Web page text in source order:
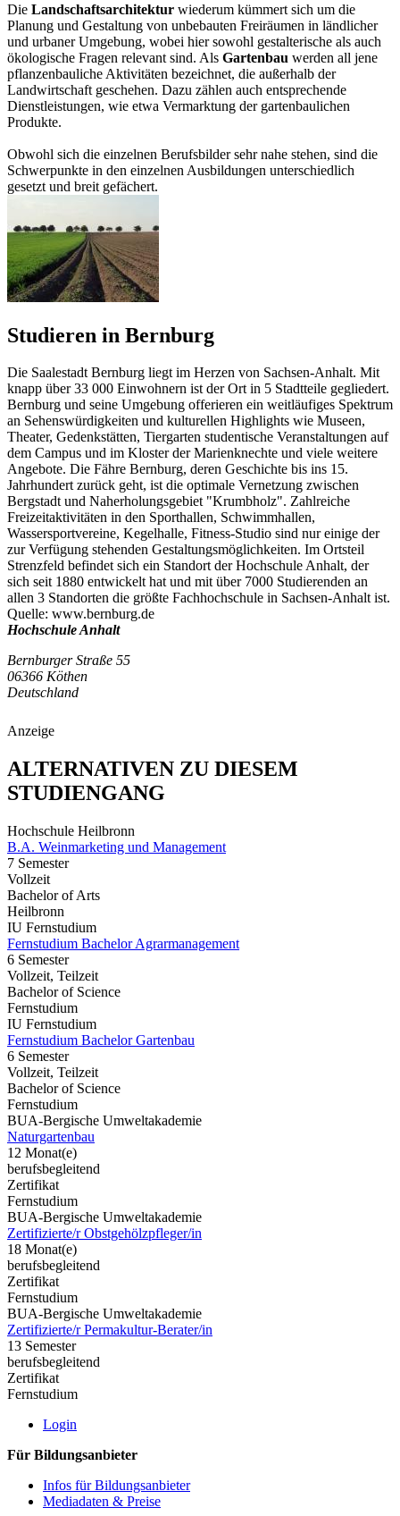
Die Landschaftsarchitektur wiederum kümmert sich um die
Planung und Gestaltung von unbebauten Freiräumen in ländlicher
und urbaner Umgebung, wobei hier sowohl gestalterische als auch
ökologische Fragen relevant sind. Als Gartenbau werden all jene
pflanzenbauliche Aktivitäten bezeichnet, die außerhalb der
Landwirtschaft geschehen. Dazu zählen auch entsprechende
Dienstleistungen, wie etwa Vermarktung der gartenbaulichen
Produkte.
Obwohl sich die einzelnen Berufsbilder sehr nahe stehen, sind die
Schwerpunkte in den einzelnen Ausbildungen unterschiedlich
gesetzt und breit gefächert.
Studieren in Bernburg
Die Saalestadt Bernburg liegt im Herzen von Sachsen-Anhalt. Mit
knapp über 33 000 Einwohnern ist der Ort in 5 Stadtteile gegliedert.
Bernburg und seine Umgebung offerieren ein weitläufiges Spektrum
an Sehenswürdigkeiten und kulturellen Highlights wie Museen,
Theater, Gedenkstätten, Tiergarten studentische Veranstaltungen auf
dem Campus und im Kloster der Marienknechte und viele weitere
Angebote. Die Fähre Bernburg, deren Geschichte bis ins 15.
Jahrhundert zurück geht, ist die optimale Vernetzung zwischen
Bergstadt und Naherholungsgebiet "Krumbholz". Zahlreiche
Freizeitaktivitäten in den Sporthallen, Schwimmhallen,
Wassersportvereine, Kegelhalle, Fitness-Studio sind nur einige der
zur Verfügung stehenden Gestaltungsmöglichkeiten. Im Ortsteil
Strenzfeld befindet sich ein Standort der Hochschule Anhalt, der
sich seit 1880 entwickelt hat und mit über 7000 Studierenden an
allen 3 Standorten die größte Fachhochschule in Sachsen-Anhalt ist.
Quelle: www.bernburg.de
Hochschule Anhalt
Bernburger Straße 55
06366 Köthen
Deutschland
Anzeige
ALTERNATIVEN ZU DIESEM
STUDIENGANG
Hochschule Heilbronn
B.A. Weinmarketing und Management
7 Semester
Vollzeit
Bachelor of Arts
Heilbronn
IU Fernstudium
Fernstudium Bachelor Agrarmanagement
6 Semester
Vollzeit, Teilzeit
Bachelor of Science
Fernstudium
IU Fernstudium
Fernstudium Bachelor Gartenbau
6 Semester
Vollzeit, Teilzeit
Bachelor of Science
Fernstudium
BUA-Bergische Umweltakademie
Naturgartenbau
12 Monat(e)
berufsbegleitend
Zertifikat
Fernstudium
BUA-Bergische Umweltakademie
Zertifizierte/r Obstgehölzpfleger/in
18 Monat(e)
berufsbegleitend
Zertifikat
Fernstudium
BUA-Bergische Umweltakademie
Zertifizierte/r Permakultur-Berater/in
13 Semester
berufsbegleitend
Zertifikat
Fernstudium
Login
Für Bildungsanbieter
Infos für Bildungsanbieter
Mediadaten & Preise